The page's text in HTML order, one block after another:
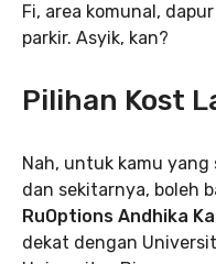
Fi, area komunal,
parkir. Asyik, kan?
Pilihan Kost
Nah, untuk kamu yang
dan sekitarnya, boleh
RuOptions Andhika
dekat dengan